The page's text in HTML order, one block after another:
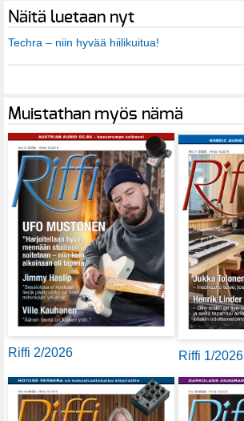
Näitä luetaan nyt
Techra – niin hyvää hiilikuitua!
Muistathan myös nämä
Riffi 2/2026 Riffi 1/2026